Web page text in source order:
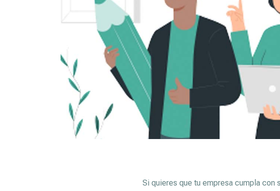
Si quieres que tu empresa cumpla